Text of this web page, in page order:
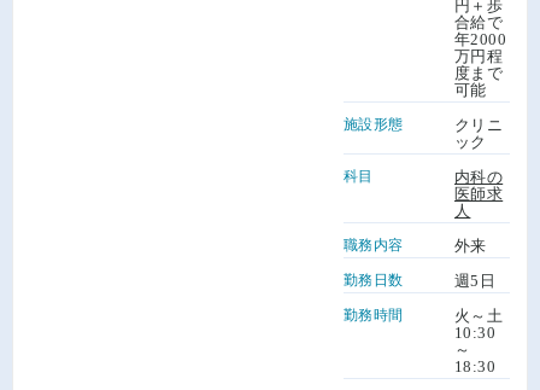
円＋歩
合給で
年2000
万円程
度まで
可能
施設形態
クリニ
ック
科目
内科の
医師求
人
職務内容 外来
勤務日数 週5日
勤務時間
火～土
10:30
～
18:30